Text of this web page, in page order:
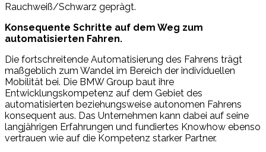
Rauchweiß/Schwarz geprägt.
Konsequente Schritte auf dem Weg zum
automatisierten Fahren.
Die fortschreitende Automatisierung des Fahrens trägt
maßgeblich zum Wandel im Bereich der individuellen
Mobilität bei. Die BMW Group baut ihre
Entwicklungskompetenz auf dem Gebiet des
automatisierten beziehungsweise autonomen Fahrens
konsequent aus. Das Unternehmen kann dabei auf seine
langjährigen Erfahrungen und fundiertes Knowhow ebenso
vertrauen wie auf die Kompetenz starker Partner.